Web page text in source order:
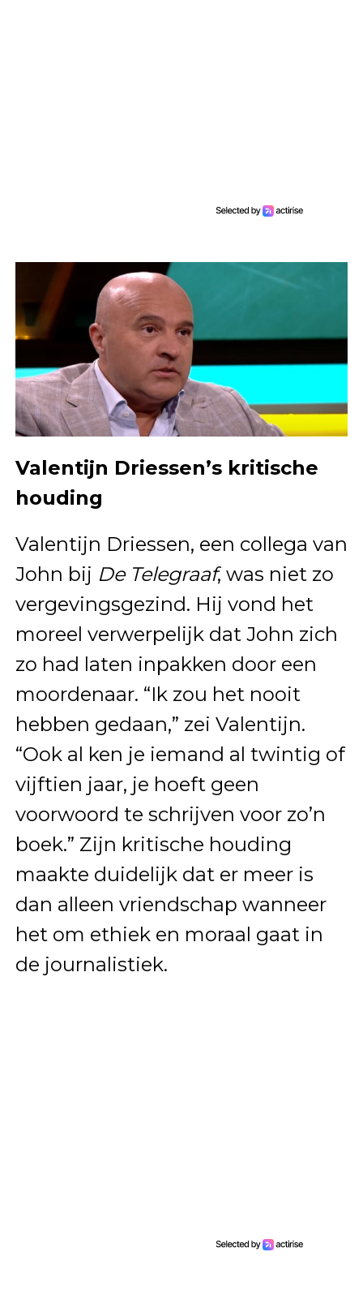
Valentijn Driessen’s kritische
houding
Valentijn Driessen, een collega van
John bij De Telegraaf, was niet zo
vergevingsgezind. Hij vond het
moreel verwerpelijk dat John zich
zo had laten inpakken door een
moordenaar. “Ik zou het nooit
hebben gedaan,” zei Valentijn.
“Ook al ken je iemand al twintig of
vijftien jaar, je hoeft geen
voorwoord te schrijven voor zo’n
boek.” Zijn kritische houding
maakte duidelijk dat er meer is
dan alleen vriendschap wanneer
het om ethiek en moraal gaat in
de journalistiek.